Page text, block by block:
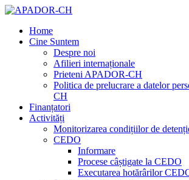
Home
Cine Suntem
Despre noi
Afilieri internaționale
Prieteni APADOR-CH
Politica de prelucrare a datelor
CH
Finanțatori
Activități
Monitorizarea condițiilor de
CEDO
Informare
Procese câștigate la CEDO
Executarea hotărârilor